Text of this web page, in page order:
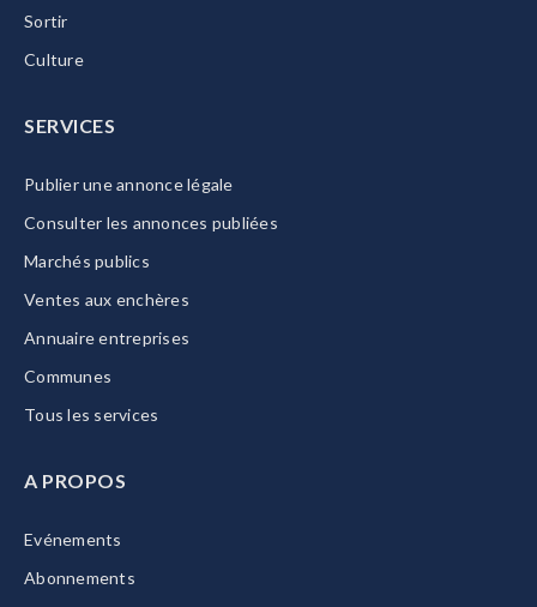
Sortir
Culture
SERVICES
Publier une annonce légale
Consulter les annonces publiées
Marchés publics
Ventes aux enchères
Annuaire entreprises
Communes
Tous les services
A PROPOS
Evénements
Abonnements